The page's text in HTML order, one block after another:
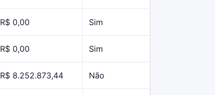
R$ 0,00 Sim
R$ 0,00 Sim
R$ 8.252.873,44 Não